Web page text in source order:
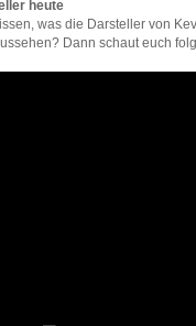
heute
was die Darsteller von
Dann schaut euch